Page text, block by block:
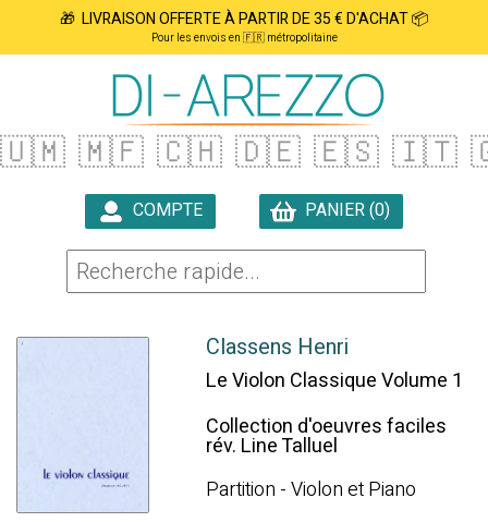
🎁 LIVRAISON OFFERTE À PARTIR DE 35 € D'ACHAT 📦
Pour les envois en 🇫🇷 métropolitaine
🇺🇲 🇲🇫 🇨🇭 🇩🇪 🇪🇸 🇮🇹
COMPTE
PANIER (0)
Classens Henri
Le Violon Classique Volume 1
Collection d'oeuvres faciles
rév. Line Talluel
Partition - Violon et Piano